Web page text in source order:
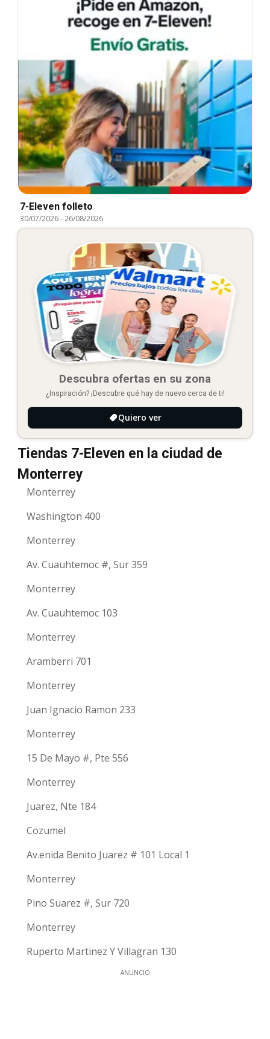
7-Eleven folleto
30/07/2026-26/08/2026
Descubra ofertas en su zona
¿Inspiración? ¡Descubre qué hay de nuevo cerca de ti!
Quiero ver
Tiendas 7-Eleven en la ciudad de
Monterrey
Monterrey
Washington 400
Monterrey
Av. Cuauhtemoc #, Sur 359
Monterrey
Av. Cuauhtemoc 103
Monterrey
Aramberri 701
Monterrey
Juan Ignacio Ramon 233
Monterrey
15 De Mayo #, Pte 556
Monterrey
Juarez, Nte 184
Cozumel
Av.enida Benito Juarez # 101 Local 1
Monterrey
Pino Suarez #, Sur 720
Monterrey
Ruperto Martinez Y Villagran 130
ANUNCIO